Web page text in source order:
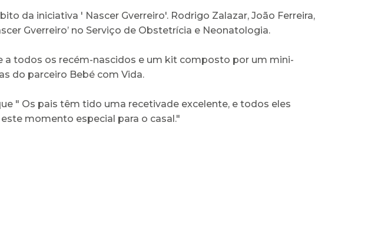
da iniciativa ' Nascer Gverreiro'. Rodrigo Zalazar, João Ferreira,
Gverreiro’ no Serviço de Obstetrícia e Neonatologia.
a todos os recém-nascidos e um kit composto por um mini-
do parceiro Bebé com Vida.
" Os pais têm tido uma recetivade excelente, e todos eles
momento especial para o casal."